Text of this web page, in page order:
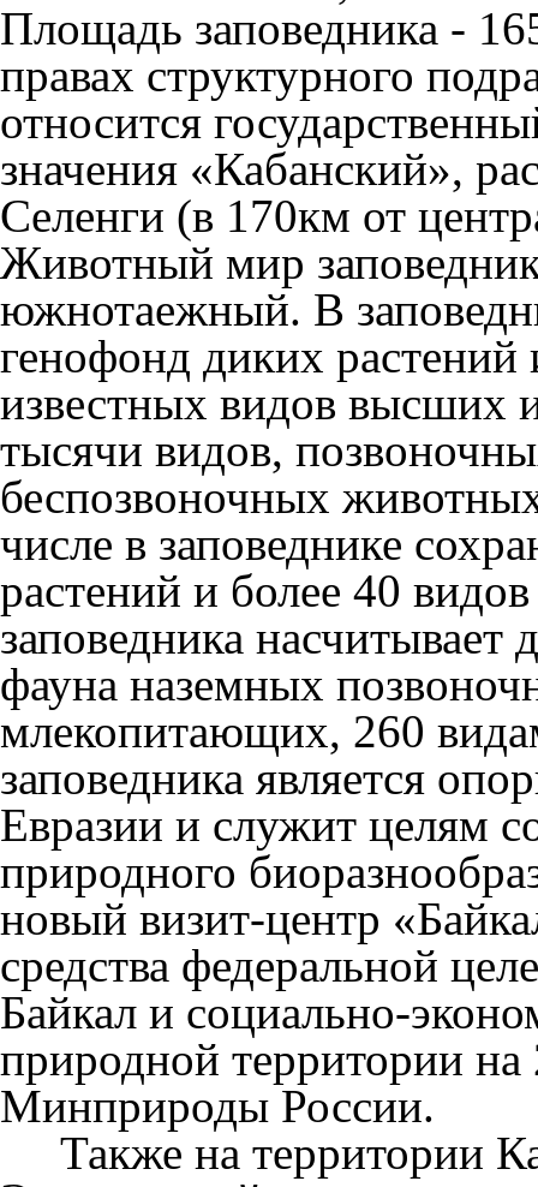
Площадь заповедника -
правах структурного
относится
значения «Кабанский»,
Селенги (в 170км от
Животный мир
южнотаежный. В
генофонд диких
известных видов высших
тысячи видов,
беспозвоночных
числе в заповеднике
растений и более 40
заповедника
фауна наземных
млекопитающих, 260
заповедника является
Евразии и служит целям
природного
новый визит-центр
средства федеральной
Байкал и социально-
природной территории
Минприроды России.
Также на территории